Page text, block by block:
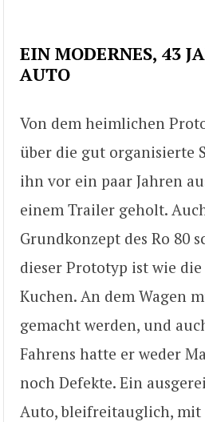
EIN MODERNES, 43
AUTO
Von dem heimlichen
über die gut organisierte
ihn vor ein paar Jahren
einem Trailer geholt.
Grundkonzept des Ro 80
dieser Prototyp ist wie die
Kuchen. An dem Wagen
gemacht werden, und
Fahrens hatte er weder
noch Defekte. Ein
Auto, bleifreitauglich, mit